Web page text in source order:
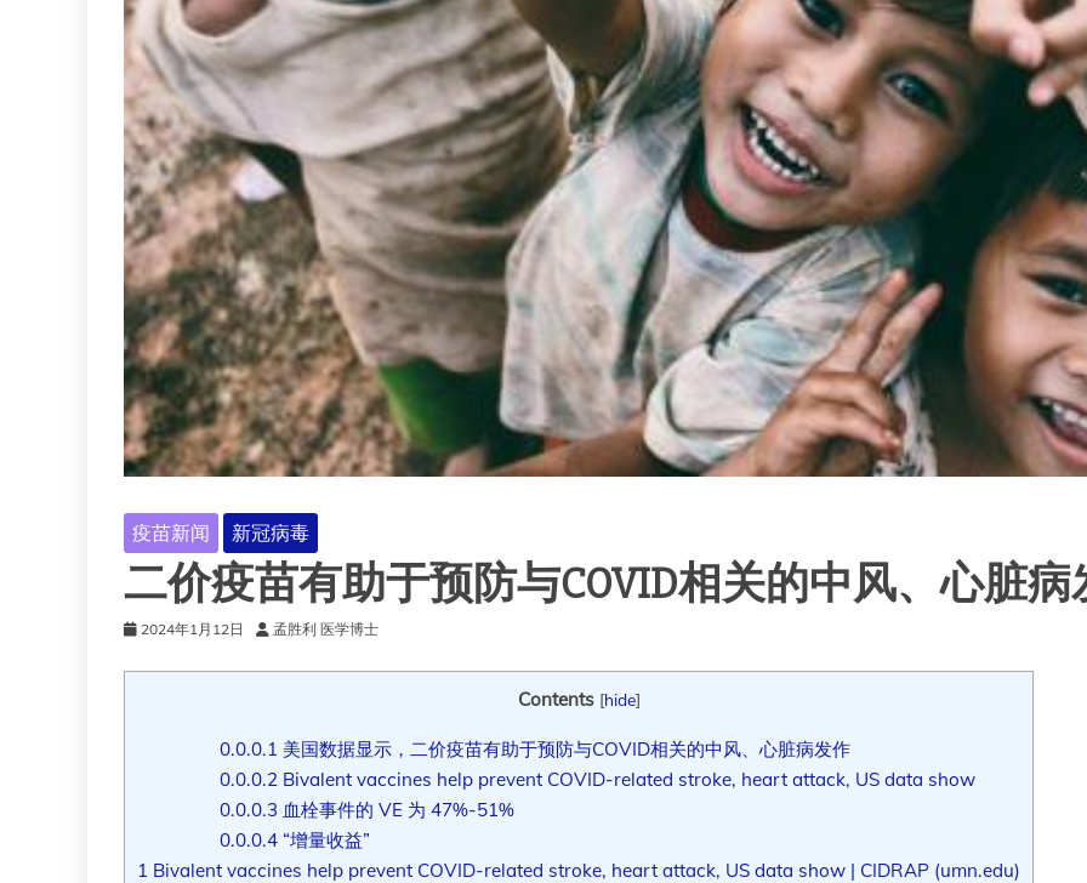
疫苗新闻 新冠病毒
二价疫苗有助于预防与COVID相关的中风、心脏病
2024年1月12日 孟胜利 医学博士
Contents [hide]
0.0.0.1 美国数据显示，二价疫苗有助于预防与COVID相关的中风、心脏病发作
0.0.0.2 Bivalent vaccines help prevent COVID-related stroke, heart attack, US data show
0.0.0.3 血栓事件的 VE 为 47%-51%
0.0.0.4 “增量收益”
1 Bivalent vaccines help prevent COVID-related stroke, heart attack, US data show | CIDRAP (umn.edu)